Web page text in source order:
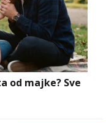
od majke? Sve